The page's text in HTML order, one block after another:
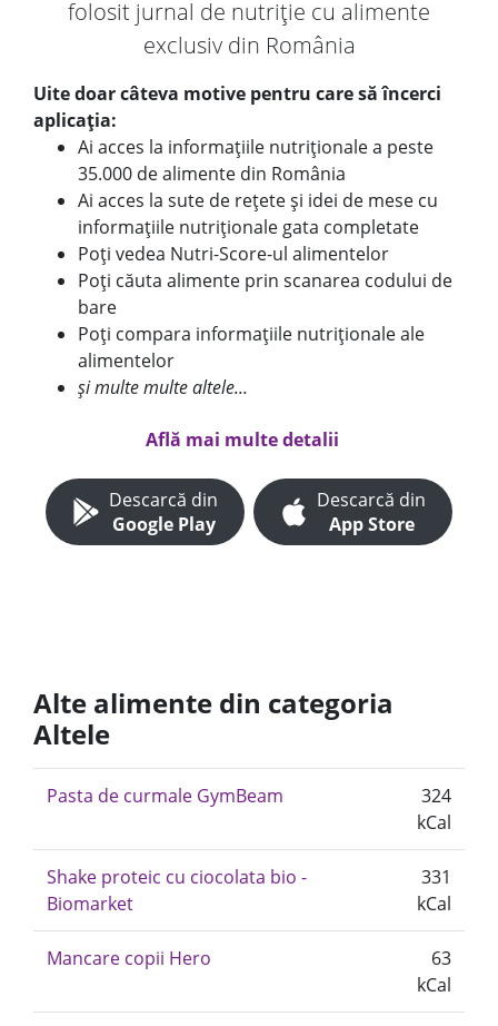
folosit jurnal de nutriție cu alimente
exclusiv din România
Uite doar câteva motive pentru care să încerci
aplicația:
Ai acces la informațiile nutriționale a peste
35.000 de alimente din România
Ai acces la sute de rețete și idei de mese cu
informațiile nutriționale gata completate
Poți vedea Nutri-Score-ul alimentelor
Poți căuta alimente prin scanarea codului de
bare
Poți compara informațiile nutriționale ale
alimentelor
și multe multe altele...
Află mai multe detalii
Descarcă din
Google Play
Descarcă din
App Store
Alte alimente din categoria
Altele
Pasta de curmale GymBeam
324
kCal
Shake proteic cu ciocolata bio -
Biomarket
331
kCal
Mancare copii Hero
63
kCal